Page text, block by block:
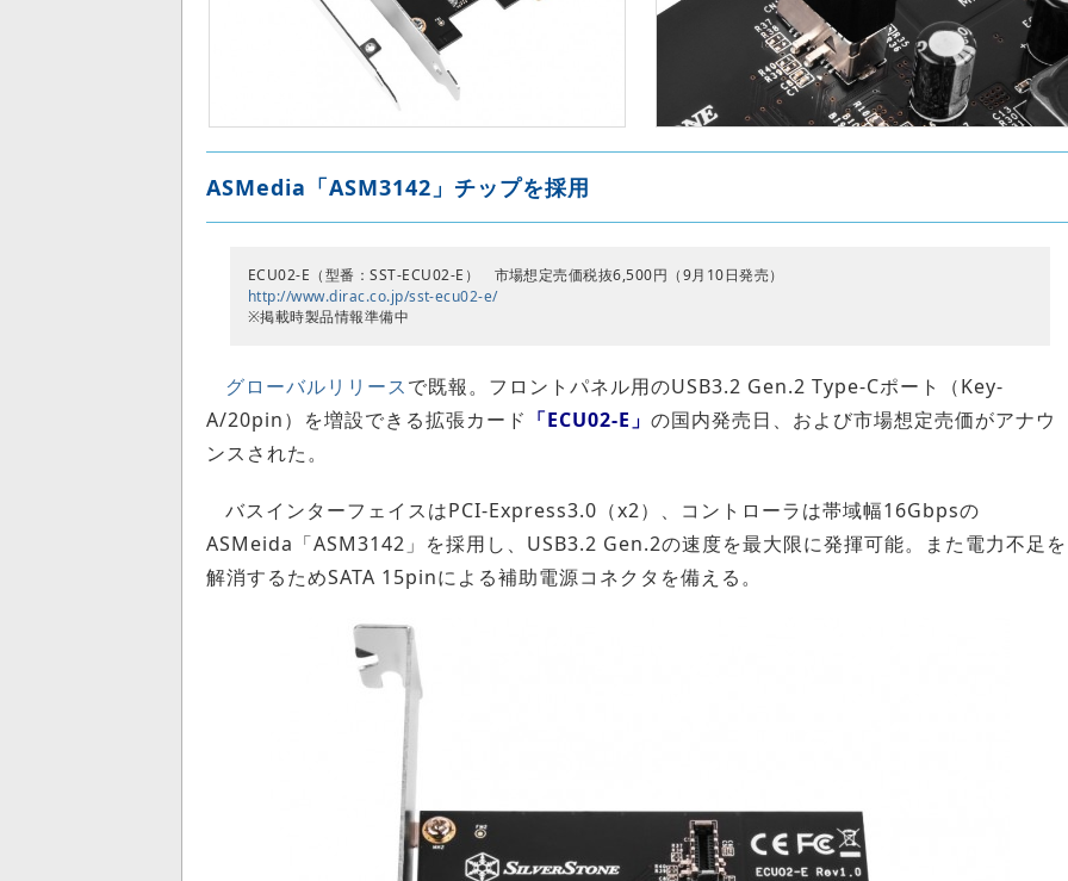
ASMedia「ASM3142」チップを採用
ECU02-E（型番：SST-ECU02-E） 市場想定売価税抜6,500円（9月10日発売）
http://www.dirac.co.jp/sst-ecu02-e/
※掲載時製品情報準備中
グローバルリリースで既報。フロントパネル用のUSB3.2 Gen.2 Type-Cポート（Key-
A/20pin）を増設できる拡張カード 「ECU02-E」 の国内発売日、および市場想定売価がアナウ
ンスされた。
バスインターフェイスはPCI-Express3.0（x2）、コントローラは帯域幅16Gbpsの
ASMeida「ASM3142」を採用し、USB3.2 Gen.2の速度を最大限に発揮可能。また電力不足を
解消するためSATA 15pinによる補助電源コネクタを備える。